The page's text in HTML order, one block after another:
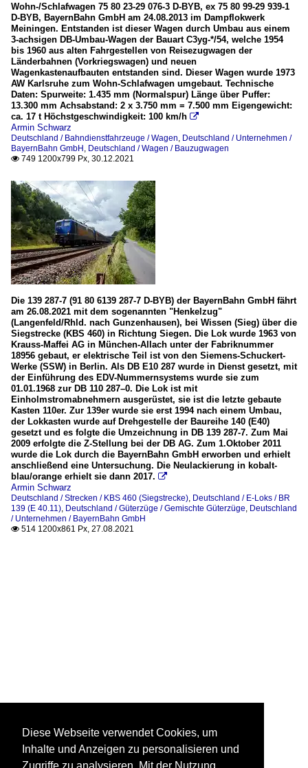
Wohn-/Schlafwagen 75 80 23-29 076-3 D-BYB, ex 75 80 99-29 939-1
D-BYB, BayernBahn GmbH am 24.08.2013 im Dampflokwerk
Meiningen. Entstanden ist dieser Wagen durch Umbau aus einem
3-achsigen DB-Umbau-Wagen der Bauart C3yg-*/54, welche 1954
bis 1960 aus alten Fahrgestellen von Reisezugwagen der
Länderbahnen (Vorkriegswagen) und neuen
Wagenkastenaufbauten entstanden sind. Dieser Wagen wurde 1973
AW Karlsruhe zum Wohn-Schlafwagen umgebaut. Technische
Daten: Spurweite: 1.435 mm (Normalspur) Länge über Puffer:
13.300 mm Achsabstand: 2 x 3.750 mm = 7.500 mm Eigengewicht:
ca. 17 t Höchstgeschwindigkeit: 100 km/h 
Armin Schwarz
Deutschland / Bahndienstfahrzeuge / Wagen Deutschland / Unternehmen /
BayernBahn GmbH Deutschland / Wagen / Bauzugwagen
 749 1200x799 Px, 30.12.2021
Die 139 287-7 (91 80 6139 287-7 D-BYB) der BayernBahn GmbH fährt
am 26.08.2021 mit dem sogenannten "Henkelzug"
(Langenfeld/Rhld. nach Gunzenhausen), bei Wissen (Sieg) über die
Siegstrecke (KBS 460) in Richtung Siegen. Die Lok wurde 1963 von
Krauss-Maffei AG in München-Allach unter der Fabriknummer
18956 gebaut, er elektrische Teil ist von den Siemens-Schuckert-
Werke (SSW) in Berlin. Als DB E10 287 wurde in Dienst gesetzt, mit
der Einführung des EDV-Nummernsystems wurde sie zum
01.01.1968 zur DB 110 287–0. Die Lok ist mit
Einholmstromabnehmern ausgerüstet, sie ist die letzte gebaute
Kasten 110er. Zur 139er wurde sie erst 1994 nach einem Umbau,
der Lokkasten wurde auf Drehgestelle der Baureihe 140 (E40)
gesetzt und es folgte die Umzeichnung in DB 139 287-7. Zum Mai
2009 erfolgte die Z-Stellung bei der DB AG. Zum 1.Oktober 2011
wurde die Lok durch die BayernBahn GmbH erworben und erhielt
anschließend eine Untersuchung. Die Neulackierung in kobalt-
blau/orange erhielt sie dann 2017. 
Armin Schwarz
Deutschland / Strecken / KBS 460 (Siegstrecke) Deutschland / E-Loks / BR
139 (E 40.11) Deutschland / Güterzüge / Gemischte Güterzüge Deutschland
/ Unternehmen / BayernBahn GmbH
 514 1200x861 Px, 27.08.2021
Diese Webseite verwendet Cookies, um
Inhalte und Anzeigen zu personalisieren und